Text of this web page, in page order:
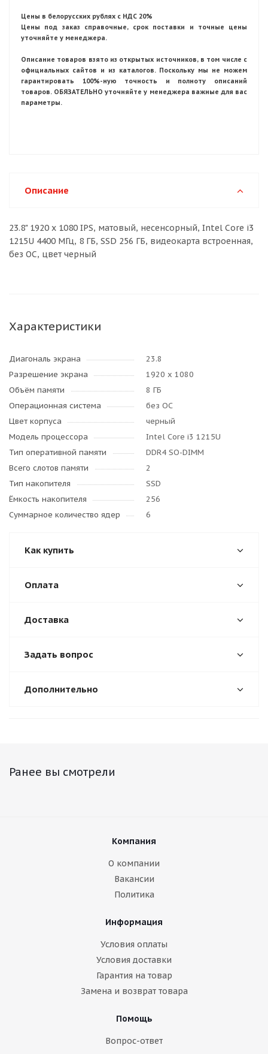
Цены в белорусских рублях с НДС 20%
Цены под заказ справочные, срок поставки и точные цены
уточняйте у менеджера.
Описание товаров взято из открытых источников, в том числе с
официальных сайтов и из каталогов. Поскольку мы не можем
гарантировать 100%-ную точность и полноту описаний
товаров. ОБЯЗАТЕЛЬНО уточняйте у менеджера важные для вас
параметры.
Описание
23.8" 1920 x 1080 IPS, матовый, несенсорный, Intel Core i3
1215U 4400 МГц, 8 ГБ, SSD 256 ГБ, видеокарта встроенная,
без ОС, цвет черный
Характеристики
Диагональ экрана
23.8
Разрешение экрана
1920 x 1080
Объём памяти
8 ГБ
Операционная система
без ОС
Цвет корпуса
черный
Модель процессора
Intel Core i3 1215U
Тип оперативной памяти
DDR4 SO-DIMM
Всего слотов памяти
2
Тип накопителя
SSD
Ёмкость накопителя
256
Суммарное количество ядер
6
Как купить
Оплата
Доставка
Задать вопрос
Дополнительно
Ранее вы смотрели
Компания
О компании
Вакансии
Политика
Информация
Условия оплаты
Условия доставки
Гарантия на товар
Замена и возврат товара
Помощь
Вопрос-ответ